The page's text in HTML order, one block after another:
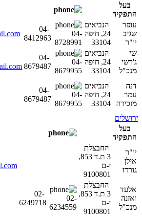
בעל
התפקיד
עופר
שגיב
יו"ר
הנביאים
24, חיפה
33104
04-
8728991
04-
8412963
שי
ג'רשי
מנכ"ל
הנביאים
24, חיפה
33104
04-
8679955
04-
8679487
דנה
עמר
מזכירה
הנביאים
24, חיפה
33104
04-
8679955
04-
8679487
ירושלים
בעל
התפקיד
יו"ר
אילן
גורדו
החבצלת
3 ת.ד 853,
י-ם
9100801
אלעד
ואזנה
מנכ"ל
החבצלת
3 ת.ד 853,
י-ם
9100801
02-
6234559
02-
6249718